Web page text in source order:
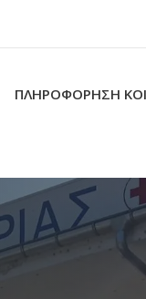
ΠΛΗΡΟΦΟΡΗΣΗ